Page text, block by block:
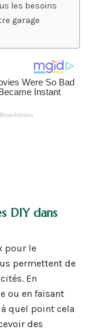
les besoins
garage
DIY dans
pour le
permettent de
En
ou en faisant
quel point cela
des